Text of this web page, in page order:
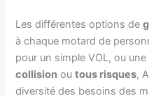
Les différentes options de
à chaque motard de
pour un simple VOL, ou
collision outous risques,
diversité des besoins des